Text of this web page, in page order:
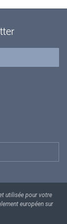
utilisée pour votre
européen sur